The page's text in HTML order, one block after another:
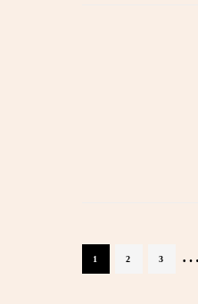
PÁGINA
1 PÁGINA
2 PÁGINA
3 …